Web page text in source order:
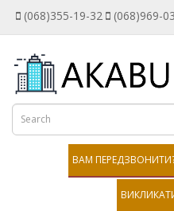
(068)355-19-32 (068)969-
ВАМ